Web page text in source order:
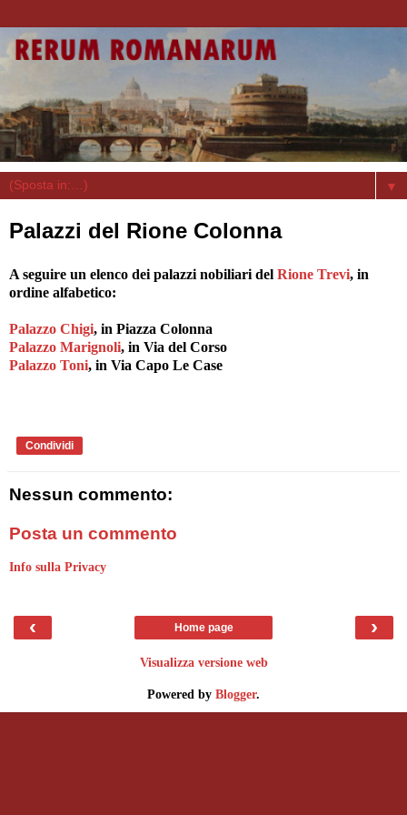
▼
Palazzi del Rione Colonna
A seguire un elenco dei palazzi nobiliari del Rione Trevi, in
ordine alfabetico:
Palazzo Chigi, in Piazza Colonna
Palazzo Marignoli, in Via del Corso
Palazzo Toni, in Via Capo Le Case
Condividi
Nessun commento:
Posta un commento
Info sulla Privacy
‹ ›
Home page
Visualizza versione web
Powered by Blogger.